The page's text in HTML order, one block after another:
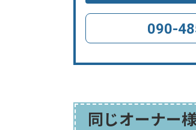
090-
同じオーナー